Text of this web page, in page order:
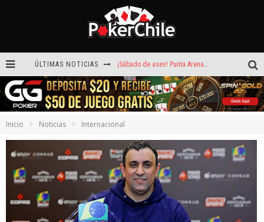
ÚLTIMAS NOTICIAS ¡Sábado de ases! Punta Arenas y Valdivia repartieron más de $3,8 millones
ROAD TO CLSOP Puerto Plata, satélite a Main Event.
Carlos Faúndez aceleró hasta la victoria en el Turbo de Dreams Temuco
Hoy camiseta Firmada por Arturo Vidal gratis en GGPoker
Inicio Noticias Internacional